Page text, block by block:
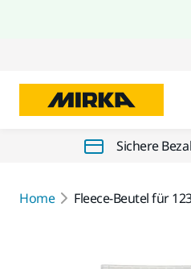
Sichere
Home Fleece-Beutel für